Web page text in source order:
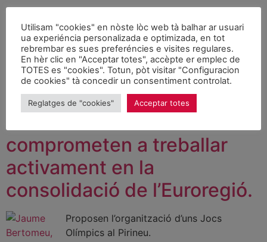
reunió ayer por la noche en asamblea, propuso a Paco
Boya, Quim Llena y Ramon Vilalta, tres personas que ya
han sido diputados, como candidatos para formar parte
de la lista del Parlament.
El Partit Socialdemòcrata
comprometen a treballar
activament en la
consolidació de l’Euroregió.
Proposen l’organització d’uns Jocs
Olímpics al Pirineu.
Utilisam "cookies" en nòste lòc web tà balhar ar usuari
ua experiéncia personalizada e optimizada, en tot
rebrembar es sues preferéncies e visites regulares.
En hèr clic en "Acceptar totes", accèpte er emplec de
TOTES es "cookies". Totun, pòt visitar "Configuracion
de cookies" tà concedir un consentiment controlat.
Reglatges de "cookies" Acceptar totes